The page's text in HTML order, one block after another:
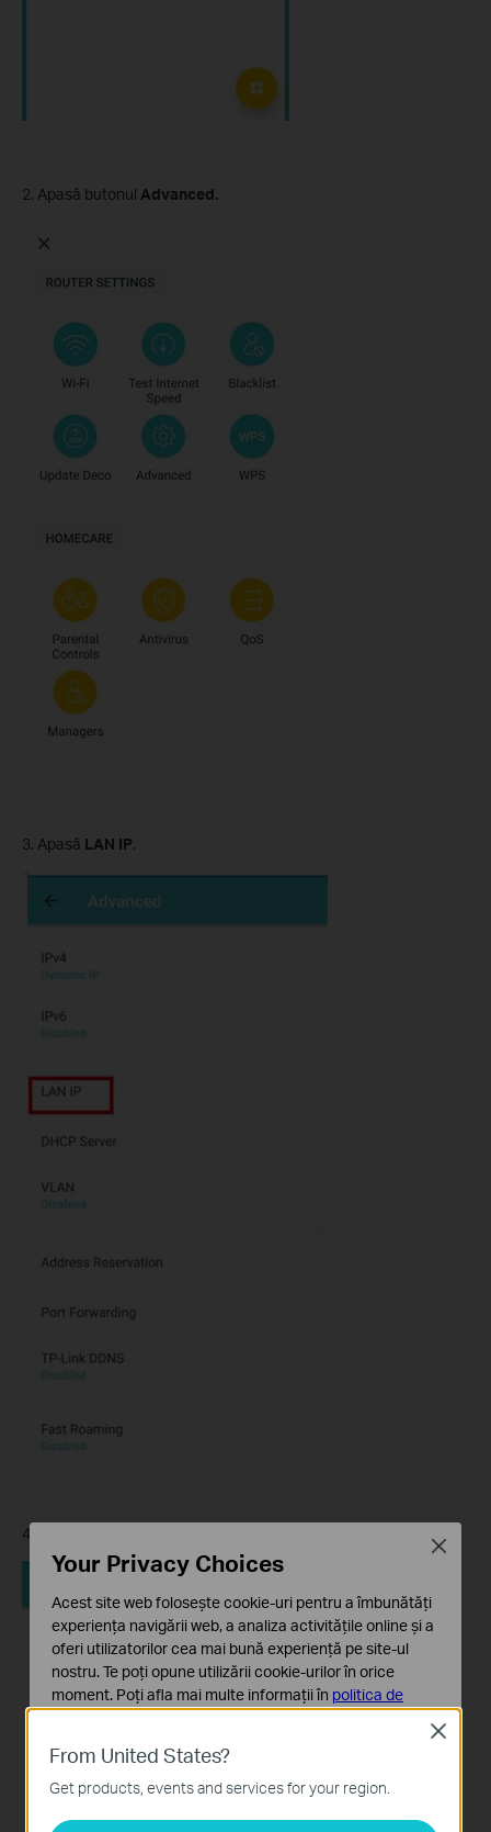
2. Apasă butonul Advanced.
3. Apasă LAN IP.
4. Schimbă IP-ul LAN apoi salvează-l.
From United States?
Get products, events and services for your region.
Close
Your Privacy Choices
Acest site web folosește cookie-uri pentru a îmbunătăți
experiența navigării web, a analiza activitățile online și a
oferi utilizatorilor cea mai bună experiență pe site-ul
nostru. Te poți opune utilizării cookie-urilor în orice
moment. Poți afla mai multe informații în politica de
Cookie-uri de bază
Aceste cookie-uri sunt necesare pentru funcționarea
site-ului web și nu pot fi dezactivate în sistemele tale
Close